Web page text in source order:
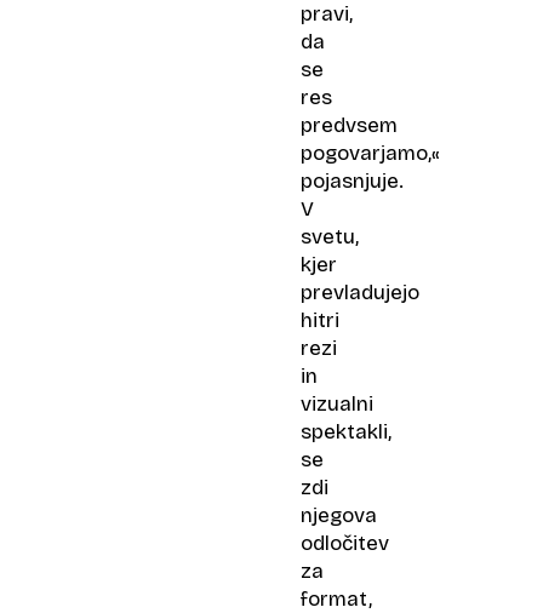
pravi,
da
se
res
predvsem
pogovarjamo,«
pojasnjuje.
V
svetu,
kjer
prevladujejo
hitri
rezi
in
vizualni
spektakli,
se
zdi
njegova
odločitev
za
format,